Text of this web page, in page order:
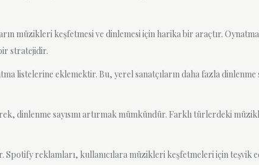
müzikleri keşfetmesi ve dinlemesi için harika bir araçtır.
stratejidir.
listelerine eklemektir. Bu, yerel sanatçıların daha fazla dinlenme
dinlenme sayısını artırmak mümkündür. Farklı türlerdeki
reklamları, kullanıcılara müzikleri keşfetmeleri için teşvik